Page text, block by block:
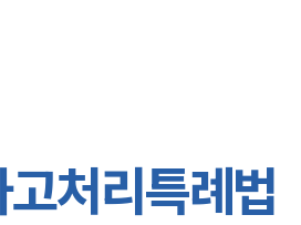
처리특례법